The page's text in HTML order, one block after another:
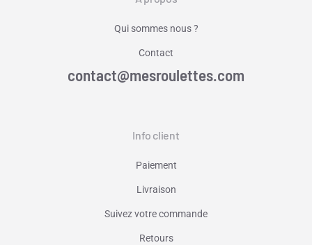
Qui sommes nous ?
Contact
contact@mesroulettes.com
Info client
Paiement
Livraison
Suivez votre commande
Retours